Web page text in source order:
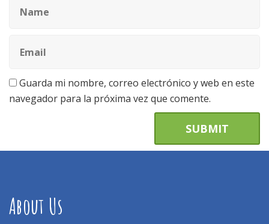
Guarda mi nombre, correo electrónico y web en este
navegador para la próxima vez que comente.
About Us